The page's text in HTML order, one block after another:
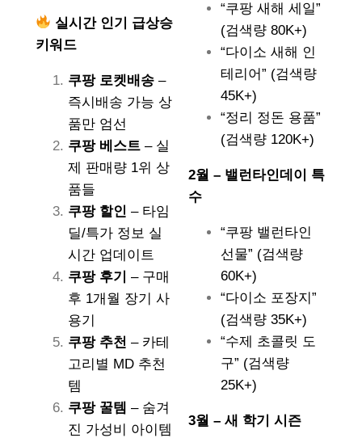
실시간 인기 급상승
키워드
쿠팡 로켓배송 –
즉시배송 가능 상
품만 엄선
쿠팡 베스트 – 실
제 판매량 1위 상
품들
쿠팡 할인 – 타임
딜/특가 정보 실
시간 업데이트
쿠팡 후기
– 구매
후 1개월 장기 사
용기
쿠팡 추천 – 카테
고리별 MD 추천
템
쿠팡 꿀템 – 숨겨
진 가성비 아이템
“쿠팡 새해 세일”
(검색량 80K+)
“다이소 새해 인
테리어” (검색량
45K+)
“정리 정돈 용품”
(검색량 120K+)
2월 – 밸런타인데이 특
수
“쿠팡 밸런타인
선물” (검색량
60K+)
“다이소 포장지”
(검색량 35K+)
“수제 초콜릿 도
구” (검색량
25K+)
3월 – 새 학기 시즌